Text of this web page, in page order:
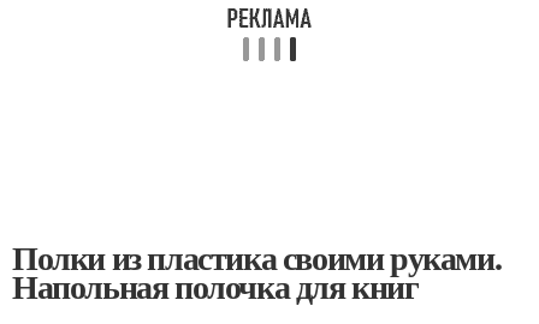
Полки из пластика своими руками.
Напольная полочка для книг